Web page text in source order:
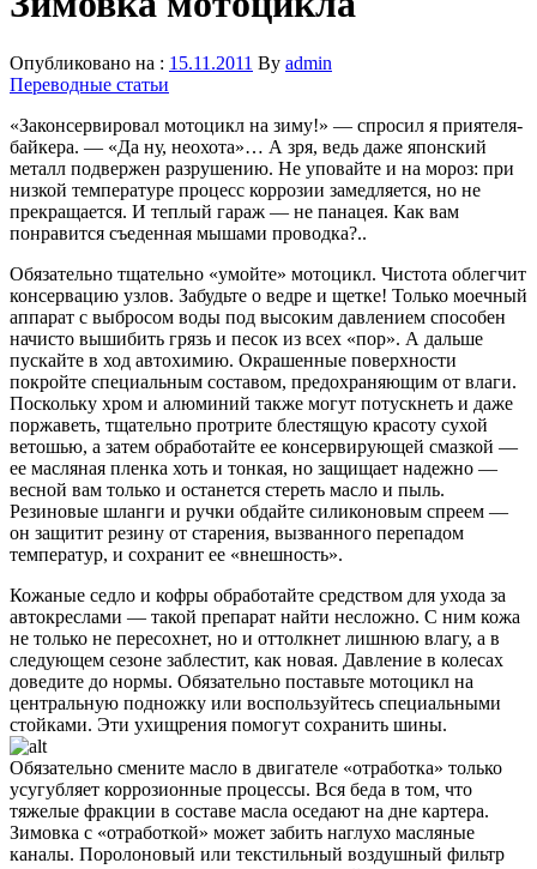
Опубликовано на : 15.11.2011 By admin
Переводные статьи
«Законсервировал мотоцикл на зиму!» — спросил я приятеля-
байкера. — «Да ну, неохота»… А зря, ведь даже японский
металл подвержен разрушению. Не уповайте и на мороз: при
низкой температуре процесс коррозии замедляется, но не
прекращается. И теплый гараж — не панацея. Как вам
понравится съеденная мышами проводка?..
Обязательно тщательно «умойте» мотоцикл. Чистота облегчит
консервацию узлов. Забудьте о ведре и щетке! Только моечный
аппарат с выбросом воды под высоким давлением способен
начисто вышибить грязь и песок из всех «пор». А дальше
пускайте в ход автохимию. Окрашенные поверхности
покройте специальным составом, предохраняющим от влаги.
Поскольку хром и алюминий также могут потускнеть и даже
поржаветь, тщательно протрите блестящую красоту сухой
ветошью, а затем обработайте ее консервирующей смазкой —
ее масляная пленка хоть и тонкая, но защищает надежно —
весной вам только и останется стереть масло и пыль.
Резиновые шланги и ручки обдайте силиконовым спреем —
он защитит резину от старения, вызванного перепадом
температур, и сохранит ее «внешность».
Кожаные седло и кофры обработайте средством для ухода за
автокреслами — такой препарат найти несложно. С ним кожа
не только не пересохнет, но и оттолкнет лишнюю влагу, а в
следующем сезоне заблестит, как новая. Давление в колесах
доведите до нормы. Обязательно поставьте мотоцикл на
центральную подножку или воспользуйтесь специальными
стойками. Эти ухищрения помогут сохранить шины.
Обязательно смените масло в двигателе «отработка» только
усугубляет коррозионные процессы. Вся беда в том, что
тяжелые фракции в составе масла оседают на дне картера.
Зимовка с «отработкой» может забить наглухо масляные
каналы. Поролоновый или текстильный воздушный фильтр